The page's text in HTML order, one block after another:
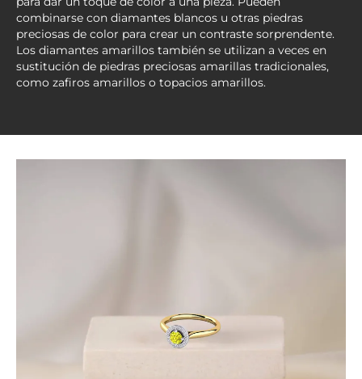
combinarse con diamantes blancos u otras piedras
preciosas de color para crear un contraste sorprendente.
Los diamantes amarillos también se utilizan a veces en
sustitución de piedras preciosas amarillas tradicionales,
como zafiros amarillos o topacios amarillos.